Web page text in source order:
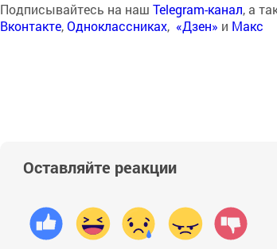
Подписывайтесь на наш Telegram-канал, а
Вконтакте,Одноклассниках, «Дзен» и Макс
Оставляйте реакции